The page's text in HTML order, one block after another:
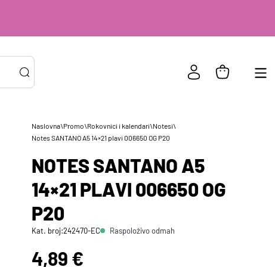
PRIJAVA POSTOJEĆIH KORISNIKA
korisničko
Zapamti me na ovom uređaju
Prijavite se
Naslovna\Promo\Rokovnici i kalendari\Notesi\
Notes SANTANO A5 14×21 plavi 006650 OG P20
NOTES SANTANO A5
14×21 PLAVI 006650 OG
P20
Kat. broj:242470-EC Raspoloživo odmah
Cijena:
4,89 €